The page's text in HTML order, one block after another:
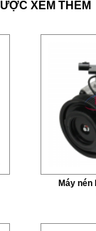
XEM THÊM
Máy nén